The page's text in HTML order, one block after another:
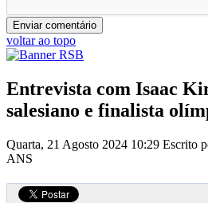
voltar ao topo
Entrevista com Isaac
salesiano e finalista
Quarta, 21 Agosto 2024 10:29 Escrito
ANS